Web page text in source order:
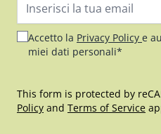
Accetto la Privacy Policy e
miei dati personali*
This form is protected by
Policy and Terms of Service